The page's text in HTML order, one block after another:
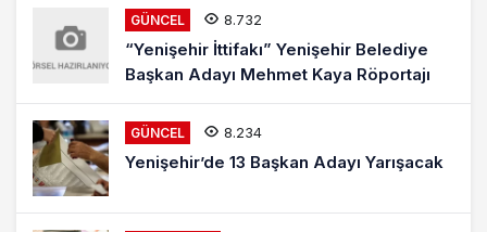
GÜNCEL 8.732
“Yenişehir İttifakı” Yenişehir Belediye
Başkan Adayı Mehmet Kaya Röportajı
GÜNCEL 8.234
Yenişehir’de 13 Başkan Adayı Yarışacak